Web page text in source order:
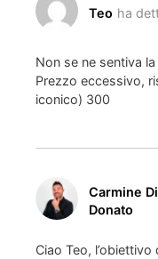
Teo ha
Non se ne sentiva
Prezzo eccessivo,
iconico) 300
Carmine Di
Donato
Ciao Teo,